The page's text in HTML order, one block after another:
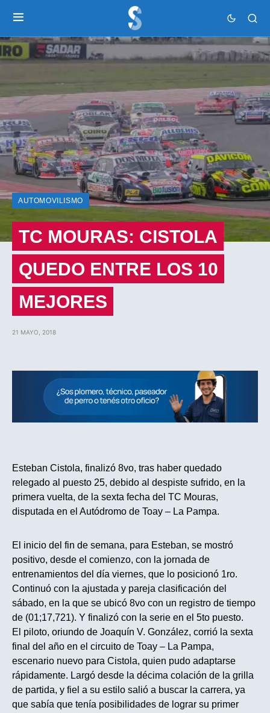
AUTOMOVILISMO
TC MOURAS: CISTOLA
QUEDO ENTRE LOS 10
MEJORES
21 MAYO, 2018
Esteban Cistola, finalizó 8vo, tras haber quedado
relegado al puesto 25, debido al despiste sufrido, en la
primera vuelta, de la sexta fecha del TC Mouras,
disputada en el Autódromo de Toay – La Pampa.
El inicio del fin de semana, para Esteban, se mostró
positivo, desde el comienzo, con la jornada de
entrenamientos del día viernes, que lo posicionó 1ro.
Continuó con la ajustada y pareja clasificación del
sábado, en la que se ubicó 8vo con un registro de tiempo
de (01;17,721). Y finalizó con la serie en el 5to puesto.
El piloto, oriundo de Joaquín V. González, corrió la sexta
final del año en el circuito de Toay – La Pampa,
escenario nuevo para Cistola, quien pudo adaptarse
rápidamente. Largó desde la décima colación de la grilla
de partida, y fiel a su estilo salió a buscar la carrera, ya
que sabía que tenía posibilidades de lograr su primer